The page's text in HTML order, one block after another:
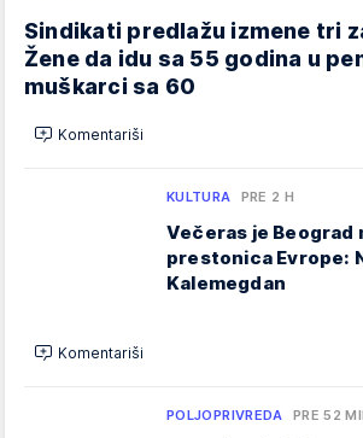
Sindikati predlažu izmene tri
Žene da idu sa 55 godina u
muškarci sa 60
Komentariši
KULTURA PRE 2 H
Večeras je Beograd
prestonica Evrope:
Kalemegdan
Komentariši
POLJOPRIVREDA PRE 52